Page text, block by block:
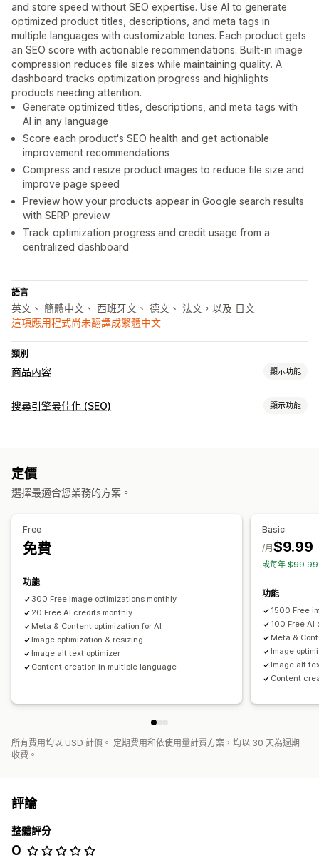
and store speed without SEO expertise. Use AI to generate
optimized product titles, descriptions, and meta tags in
multiple languages with customizable tones. Each product gets
an SEO score with actionable recommendations. Built-in image
compression reduces file sizes while maintaining quality. A
dashboard tracks optimization progress and highlights
products needing attention.
Generate optimized titles, descriptions, and meta tags with
AI in any language
Score each product's SEO health and get actionable
improvement recommendations
Compress and resize product images to reduce file size and
improve page speed
Preview how your products appear in Google search results
with SERP preview
Track optimization progress and credit usage from a
centralized dashboard
語言
英文、 簡體中文、 西班牙文、 德文、 法文，以及 日文
這項應用程式尚未翻譯成繁體中文
類別
商品內容 顯示功能
內容類型
建立內容
AI 生成內容 壓縮圖片 語氣和風格
網誌 SEO
網址最佳化
搜尋引擎最佳化 (SEO) 顯示功能
AI 生成內容
速度最佳化 內容最佳化 中繼資料最佳化
搜尋引擎最佳化 (SEO) 分數
速度分析
內容分析
定價
選擇最適合您業務的方案。
Free
免費
功能
300 Free image optimizations monthly
20 Free AI credits monthly
Meta & Content optimization for AI
Image optimization & resizing
Image alt text optimizer
Content creation in multiple language
Basic
$9.99
/月
或每年 $99.99
功能
1500 Free
100 Free AI
Meta &
Image
Image alt
Content
所有費用均以 USD 計價。 定期費用和依使用量計費方案，均以 30 天為週期
收費。
評論
整體評分
0